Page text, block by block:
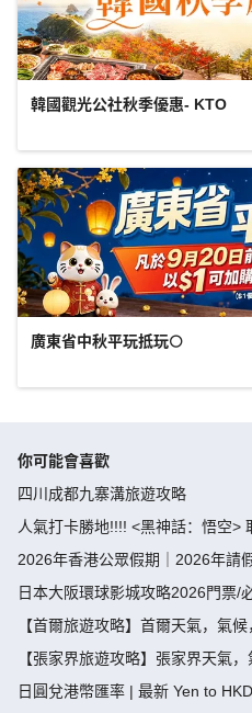
韓國觀光公社秋季優惠- KTO
廣東省中秋平玩抵玩🌕
你可能會喜歡
四川成都九寨溝旅遊攻略
人氣打卡勝地!!!! <黑神話：悟空>
2026年香港公眾假期｜2026年請
假攻略請4放9-public holiday 2026
日本大阪環球影城攻略2026門票/
【首爾旅遊攻略】首爾天氣，氣候
【張家界旅遊攻略】張家界天氣
日圓兌港幣匯率 | 最新 Yen to